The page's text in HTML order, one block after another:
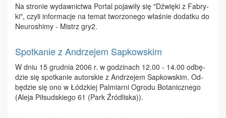
Na stro­nie wy­daw­nic­twa Por­tal po­ja­wi­ły się "Dźwię­ki z Fa­bry­
ki", czy­li in­for­ma­cje na te­mat two­rzo­ne­go wła­śnie do­dat­ku do
Neu­ro­shi­my - Mistrz gry2.
Spotkanie z Andrzejem Sapkowskim
W dniu 15 grud­nia 2006 r. w go­dzi­nach 12.00 - 14.00 od­bę­
dzie się spo­tka­nie au­tor­skie z An­drze­jem Sap­kow­skim. Od­
bę­dzie się ono w Łódz­kiej Pal­miar­ni Ogro­du Bo­ta­nicz­ne­go
(Ale­ja Pił­sud­skie­go 61 (Park Źró­dli­ska)).